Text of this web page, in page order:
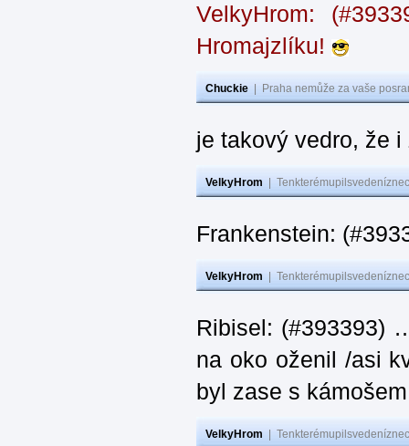
VelkyHrom:
Hromajzlíku!
Chuckie Praha nemůže za vaše
je takový vedro, že
VelkyHrom
Frankenstein:
VelkyHrom
Ribisel: (#393393)
na oko oženil /asi
byl zase s
VelkyHrom